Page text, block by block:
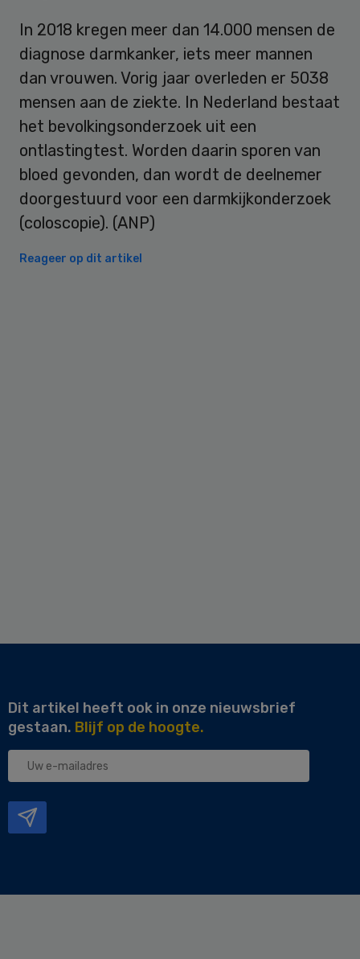
In 2018 kregen meer dan 14.000 mensen de
diagnose darmkanker, iets meer mannen
dan vrouwen. Vorig jaar overleden er 5038
mensen aan de ziekte. In Nederland bestaat
het bevolkingsonderzoek uit een
ontlastingtest. Worden daarin sporen van
bloed gevonden, dan wordt de deelnemer
doorgestuurd voor een darmkijkonderzoek
(coloscopie). (ANP)
Reageer op dit artikel
Dit artikel heeft ook in onze nieuwsbrief
gestaan. Blijf op de hoogte.
Uw